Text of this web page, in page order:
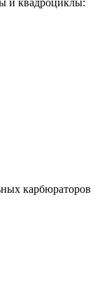
карбюраторов